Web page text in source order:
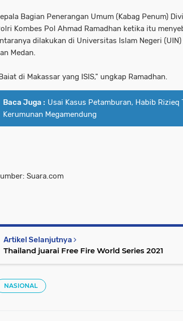
Bagian Penerangan Umum (Kabag Penum)
Kombes Pol Ahmad Ramadhan ketika itu
dilakukan di Universitas Islam Negeri
Medan.
di Makassar yang ISIS," ungkap Ramadhan.
Baca Juga : Usai Kasus Petamburan, Habib Rizieq
Kerumunan Megamendung
Suara.com
Artikel Selanjutnya
Thailand juarai Free Fire World Series 2021
NASIONAL